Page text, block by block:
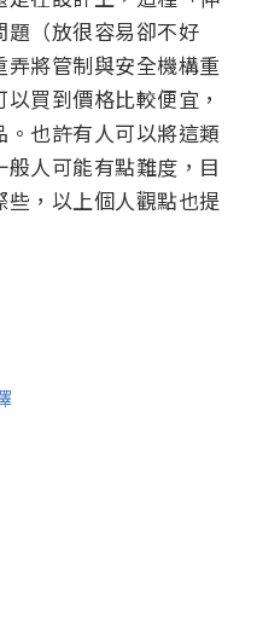
（放很容易卻不好
將管制與安全機構重
買到價格比較便宜，
也許有人可以將這類
般人可能有點難度，目
，以上個人觀點也提